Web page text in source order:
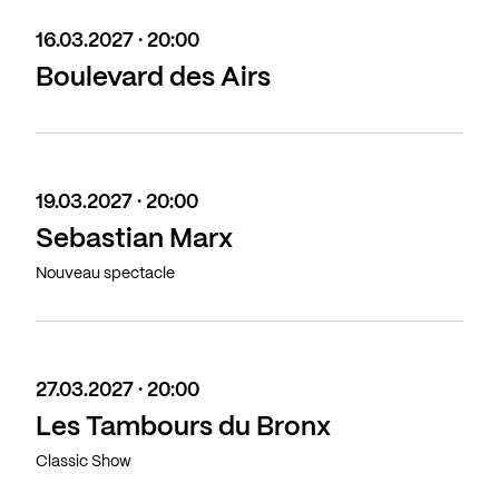
16.03.2027 · 20:00
Boulevard des Airs
19.03.2027 · 20:00
Sebastian Marx
Nouveau spectacle
27.03.2027 · 20:00
Les Tambours du Bronx
Classic Show